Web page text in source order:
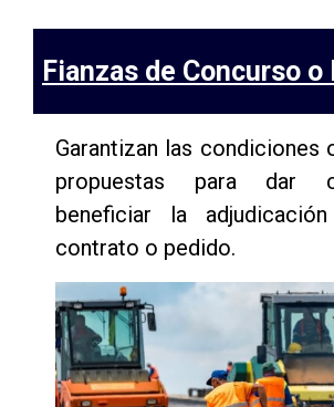
Fianzas de Concurso
Garantizan las condiciones
propuestas para dar
beneficiar la
contrato o pedido.